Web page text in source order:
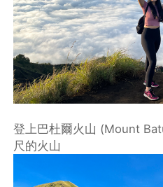
登上巴杜爾火山 (Mount
尺的火山